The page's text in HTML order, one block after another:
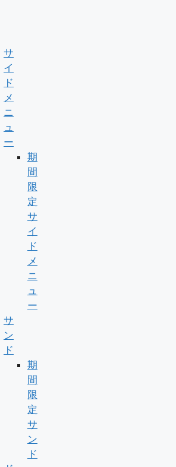
サ
イ
ド
メ
ニ
ュ
ー
期
間
限
定
サ
イ
ド
メ
ニ
ュ
ー
サ
ン
ド
期
間
限
定
サ
ン
ド